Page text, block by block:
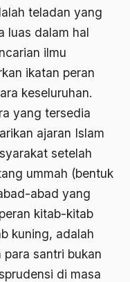
teladan yang
luas dalam hal
ilmu
ikatan peran
keseluruhan.
yang tersedia
ajaran Islam
setelah
ummah (bentuk
abad yang
kitab-kitab
kuning, adalah
para santri bukan
di masa